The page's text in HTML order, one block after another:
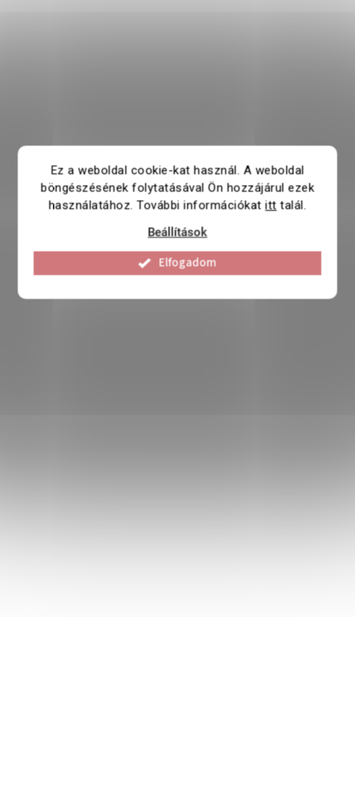
Ez a weboldal cookie-kat használ. A weboldal
böngészésének folytatásával Ön hozzájárul ezek
használatához. További információkatitt talál.
Beállítások
Elfogadom